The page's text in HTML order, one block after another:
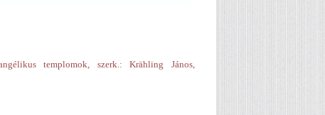
templomok, szerk.: Krähling János,